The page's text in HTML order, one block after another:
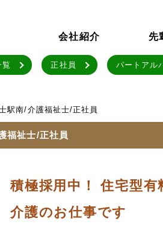
会社紹介 先
覧 正社員 パートアル
駅南/介護福祉士/正社員
福祉士/正社員
積極採用中！ 住宅型
介護のお仕事です